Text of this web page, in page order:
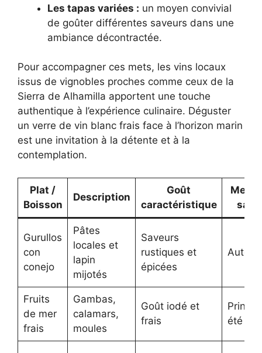
Les tapas variées : un moyen convivial
de goûter différentes saveurs dans une
ambiance décontractée.
Pour accompagner ces mets, les vins locaux
issus de vignobles proches comme ceux de la
Sierra de Alhamilla apportent une touche
authentique à l’expérience culinaire. Déguster
un verre de vin blanc frais face à l’horizon marin
est une invitation à la détente et à la
contemplation.
Plat /
Boisson
Description
Goût
caractéristique
Gurullos
con
conejo
Pâtes
locales et
lapin
mijotés
Saveurs
rustiques et
épicées
Fruits
de mer
frais
Gambas,
calamars,
moules
Goût iodé et
frais
été